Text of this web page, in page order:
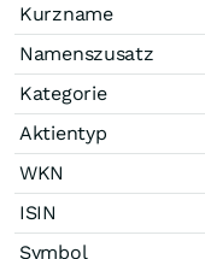
Kurzname
Namenszusatz
Kategorie
Aktientyp
WKN
ISIN
Symbol